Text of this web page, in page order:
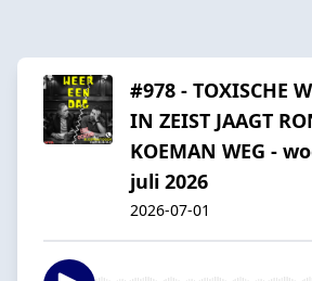
#978 - TOXISCHE
IN ZEIST JAAGT
KOEMAN WEG -
juli 2026
2026-07-01